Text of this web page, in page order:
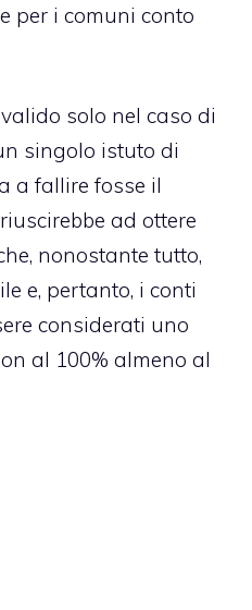
per i comuni conto
solo nel caso di
singolo istuto di
a fallire fosse il
ad ottere
nonostante tutto,
e, pertanto, i conti
considerati uno
al 100% almeno al